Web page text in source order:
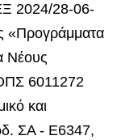
2024/28-06-
«Προγράμματα
Νέους
6011272
και
ΣΑ - Ε6347,